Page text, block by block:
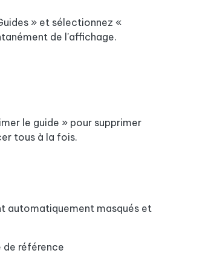
» et sélectionnez «
de l'affichage.
le guide » pour supprimer
tous à la fois.
automatiquement masqués et
de référence